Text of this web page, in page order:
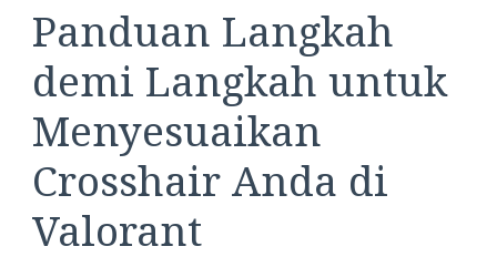
Panduan Langkah
demi Langkah untuk
Menyesuaikan
Crosshair Anda di
Valorant